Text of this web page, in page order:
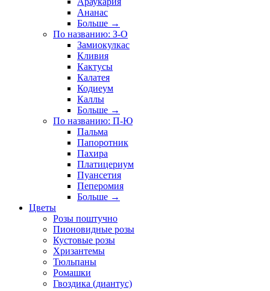
Ананас
Больше →
По названию: З-О
Замиокулкас
Кливия
Кактусы
Калатея
Кодиеум
Каллы
Больше →
По названию: П-Ю
Пальма
Папоротник
Пахира
Платицериум
Пуансетия
Пеперомия
Больше →
Цветы
Розы поштучно
Пионовидные розы
Кустовые розы
Хризантемы
Тюльпаны
Ромашки
Гвоздика (диантус)